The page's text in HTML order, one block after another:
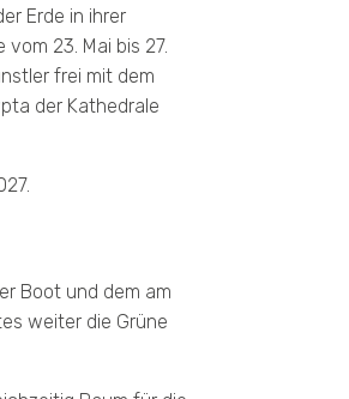
Erde in ihrer
23. Mai bis 27.
frei mit dem
der Kathedrale
Boot und dem am
weiter die Grüne